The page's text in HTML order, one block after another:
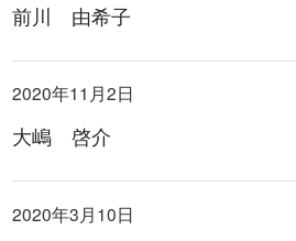
前川 由希子
2020年11月2日
大嶋 啓介
2020年3月10日